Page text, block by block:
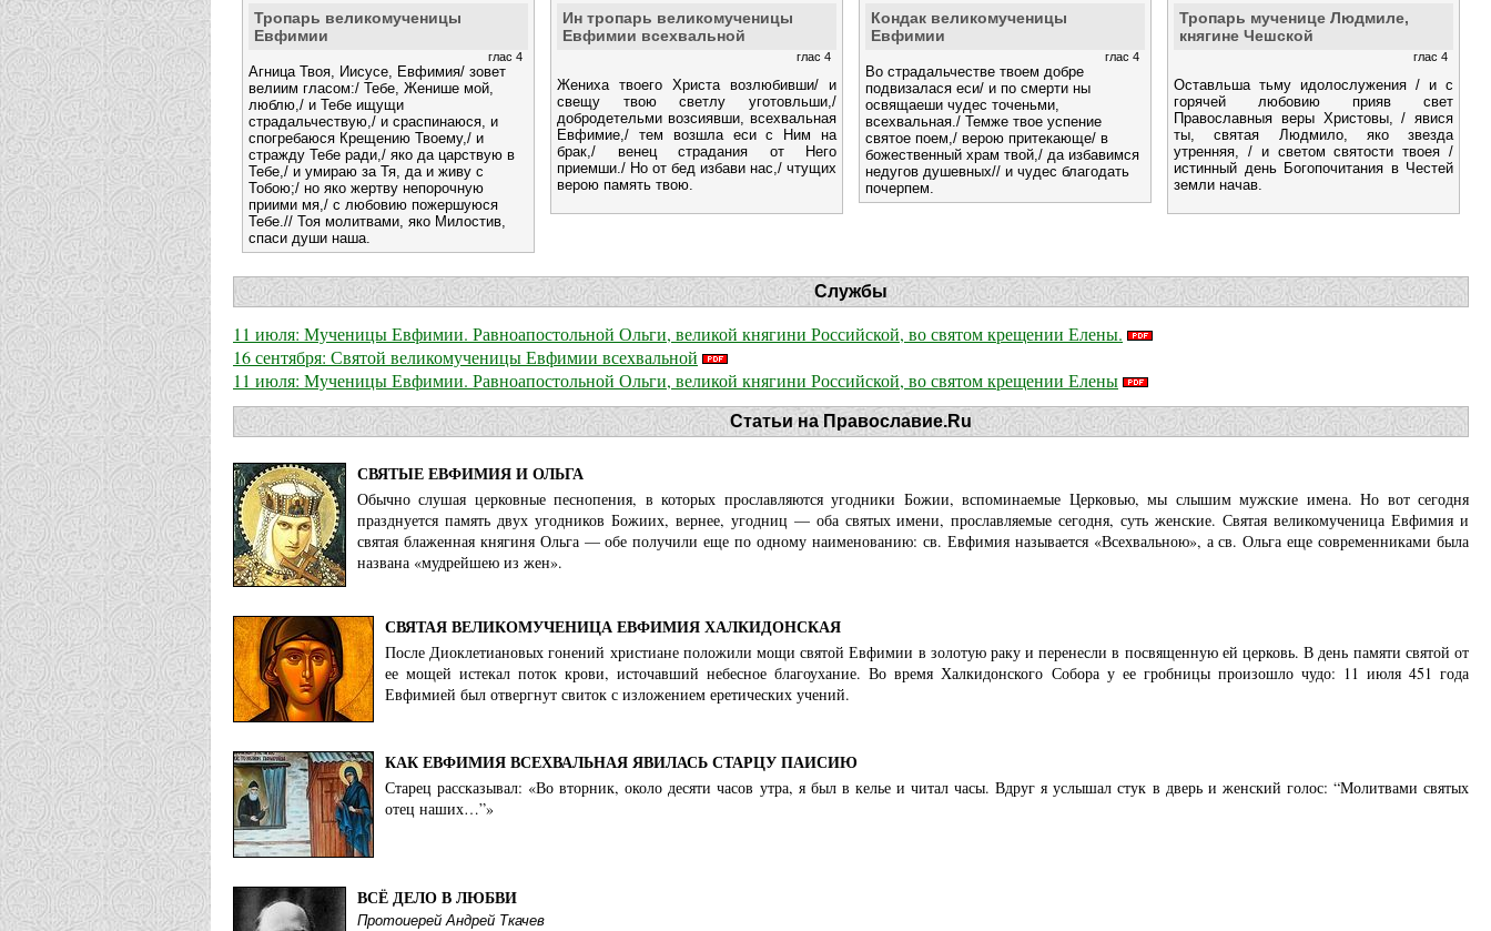
Тропарь великомученицы
Евфимии
глас 4
Агница Твоя, Иисусе, Евфимия/ зовет
велиим гласом:/ Тебе, Женише мой,
люблю,/ и Тебе ищущи
страдальчествую,/ и сраспинаюся, и
спогребаюся Крещению Твоему,/ и
стражду Тебе ради,/ яко да царствую в
Тебе,/ и умираю за Тя, да и живу с
Тобою;/ но яко жертву непорочную
приими мя,/ с любовию пожершуюся
Тебе.// Тоя молитвами, яко Милостив,
спаси души наша.
Ин тропарь великомученицы
Евфимии всехвальной
глас 4
Жениха твоего Христа возлюбивши/ и
свещу твою светлу уготовльши,/
добродетельми возсиявши, всехвальная
Евфимие,/ тем возшла еси с Ним на
брак,/ венец страдания от Него
приемши./ Но от бед избави нас,/ чтущих
верою память твою.
Кондак великомученицы
Евфимии
глас 4
Во страдальчестве твоем добре
подвизалася еси/ и по смерти ны
освящаеши чудес точеньми,
всехвальная./ Темже твое успение
святое поем,/ верою притекающе/ в
божественный храм твой,/ да избавимся
недугов душевных// и чудес благодать
почерпем.
Тропарь мученице Людмиле,
княгине Чешской
глас 4
Оставльша тьму идолослужения / и с
горячей любовию прияв свет
Православныя веры Христовы, / явися
ты, святая Людмило, яко звезда
утренняя, / и светом святости твоея /
истинный день Богопочитания в Честей
земли начав.
Службы
11 июля: Мученицы Евфимии. Равноапостольной Ольги, великой княгини Российской, во святом крещении Елены.
16 сентября: Святой великомученицы Евфимии всехвальной
11 июля: Мученицы Евфимии. Равноапостольной Ольги, великой княгини Российской, во святом крещении Елены
Статьи на Православие.Ru
СВЯТЫЕ ЕВФИМИЯ И ОЛЬГА
Обычно слушая церковные песнопения, в которых прославляются угодники Божии, вспоминаемые Церковью, мы слышим мужские имена. Но вот сегодня
празднуется память двух угодников Божиих, вернее, угодниц — оба святых имени, прославляемые сегодня, суть женские. Святая великомученица Евфимия и
святая блаженная княгиня Ольга — обе получили еще по одному наименованию: св. Евфимия называется «Всехвальною», а св. Ольга еще современниками была
названа «мудрейшею из жен».
СВЯТАЯ ВЕЛИКОМУЧЕНИЦА ЕВФИМИЯ ХАЛКИДОНСКАЯ
После Диоклетиановых гонений христиане положили мощи святой Евфимии в золотую раку и перенесли в посвященную ей церковь. В день памяти святой от
ее мощей истекал поток крови, источавший небесное благоухание. Во время Халкидонского Собора у ее гробницы произошло чудо: 11 июля 451 года
Евфимией был отвергнут свиток с изложением еретических учений.
КАК ЕВФИМИЯ ВСЕХВАЛЬНАЯ ЯВИЛАСЬ СТАРЦУ ПАИСИЮ
Старец рассказывал: «Во вторник, около десяти часов утра, я был в келье и читал часы. Вдруг я услышал стук в дверь и женский голос: “Молитвами святых
отец наших…”»
ВСЁ ДЕЛО В ЛЮБВИ
Протоиерей Андрей Ткачев